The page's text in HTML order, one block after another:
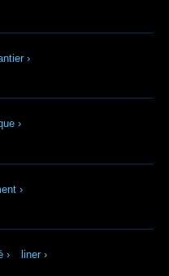
›
›
›
› liner ›